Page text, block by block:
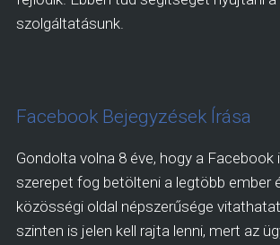
szolgáltatásunk.
Facebook Bejegyzések Írása
Gondolta volna 8 éve, hogy a Facebook
szerepet fog betölteni a legtöbb ember
közösségi oldal népszerűsége
szinten is jelen kell rajta lenni, mert az